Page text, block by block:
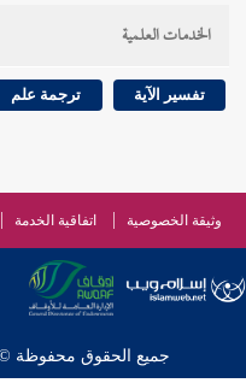
الخدمات العلمية
تفسير الآية ترجمة علم
وثيقة الخصوصية اتفاقية الخدمة
جميع الحقوق محفوظة © 2026 - 1998 لشبكة إسلام